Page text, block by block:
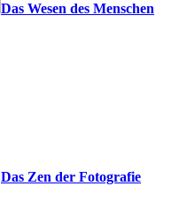
Das Wesen des Menschen
Das Zen der Fotografie